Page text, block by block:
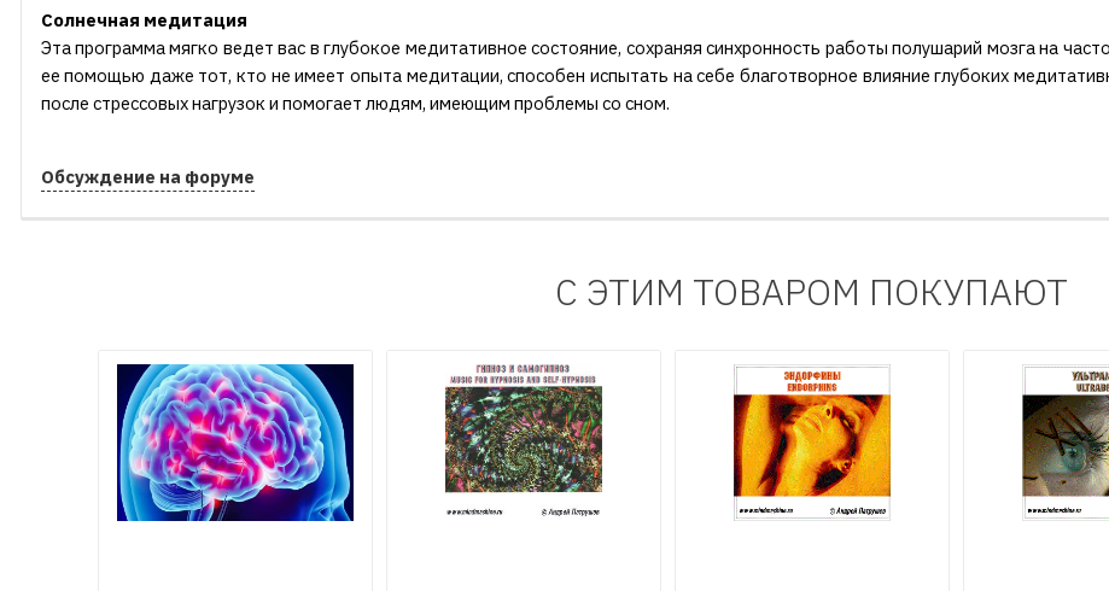
Солнечная медитация
Эта программа мягко ведет вас в глубокое медитативное состояние, сохраняя синхронность работы полушарий мозга на
ее помощью даже тот, кто не имеет опыта медитации, способен испытать на себе благотворное влияние глубоких
после стрессовых нагрузок и помогает людям, имеющим проблемы со сном.
Обсуждение на форуме
С ЭТИМ ТОВАРОМ ПОКУПАЮТ